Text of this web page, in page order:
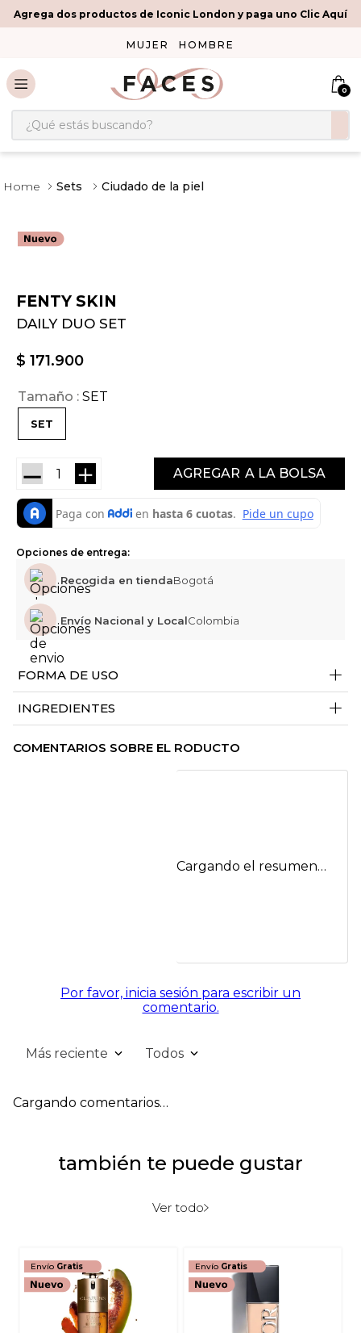
Agrega dos productos de Iconic London y paga uno Clic Aquí
MUJER HOMBRE
0
¿Qué estás buscando?
Sets Ciudado de la piel
FENTY SKIN
DAILY DUO SET
$ 171.900
Tamaño SET
SET
＋
－ AGREGAR
Opciones de entrega:
Recogida en tiendaBogotá
Envío Nacional y LocalColombia
FORMA DE USO +
INGREDIENTES +
COMENTARIOS SOBRE EL RODUCTO
Cargando el resumen…
Por favor, inicia sesión para escribir un
comentario.
Más reciente Todos
Cargando comentarios…
también te puede gustar
Ver todo
Envío Gratis Envío Gratis